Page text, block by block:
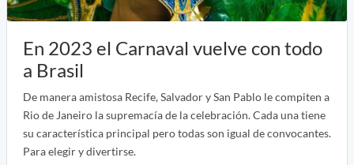
En 2023 el Carnaval vuelve con todo
a Brasil
De manera amistosa Recife, Salvador y San Pablo le compiten a
Rio de Janeiro la supremacía de la celebración. Cada una tiene
su característica principal pero todas son igual de convocantes.
Para elegir y divertirse.